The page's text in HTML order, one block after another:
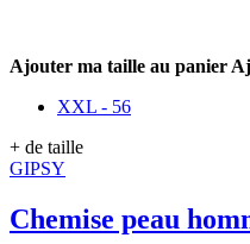
Ajouter ma taille au panier
XXL - 56
+ de taille
GIPSY
Chemise peau